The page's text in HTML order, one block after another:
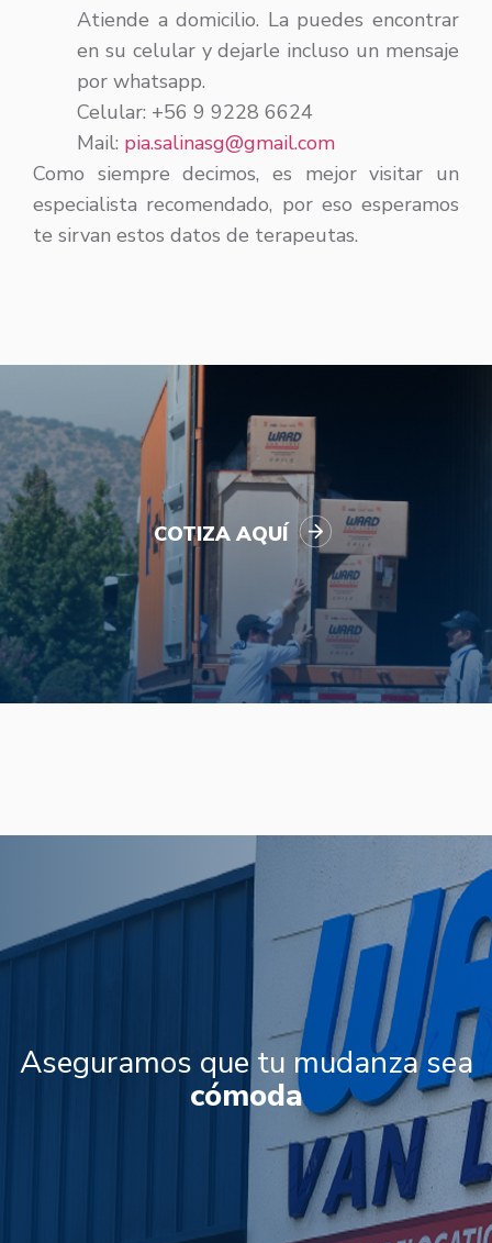
Atiende a domicilio. La puedes encontrar
en su celular y dejarle incluso un mensaje
por whatsapp.
Celular: +56 9 9228 6624
Mail: pia.salinasg@gmail.com
Como siempre decimos, es mejor visitar un
especialista recomendado, por eso esperamos
te sirvan estos datos de terapeutas.
COTIZA AQUÍ
Aseguramos que tu mudanza sea
fácil
cómoda